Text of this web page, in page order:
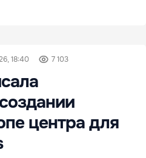
18:40 7 103
центра для